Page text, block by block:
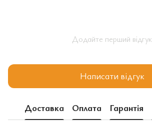
Додайте перший відгук
Написати відгук
Доставка Оплата Гарантія